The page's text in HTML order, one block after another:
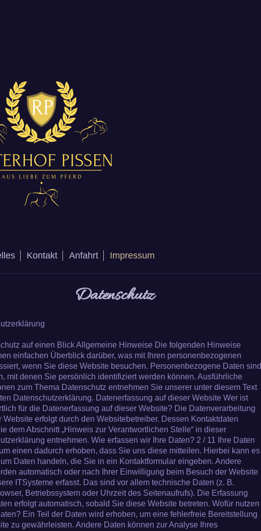
Kontakt Anfahrt Impressum
Datenschutz
auf einen Blick Allgemeine Hinweise Die folgenden Hinweise
einfachen Überblick darüber, was mit Ihren personenbezogenen
wenn Sie diese Website besuchen. Personenbezogene Daten sind
mit denen Sie persönlich identifiziert werden können. Ausführliche
zum Thema Datenschutz entnehmen Sie unserer unter diesem Text
Datenschutzerklärung. Datenerfassung auf dieser Website Wer ist
für die Datenerfassung auf dieser Website? Die Datenverarbeitung
Website erfolgt durch den Websitebetreiber. Dessen Kontaktdaten
dem Abschnitt „Hinweis zur Verantwortlichen Stelle“ in dieser
entnehmen. Wie erfassen wir Ihre Daten? 2 / 11 Ihre Daten
einen dadurch erhoben, dass Sie uns diese mitteilen. Hierbei kann es
Daten handeln, die Sie in ein Kontaktformular eingeben. Andere
automatisch oder nach Ihrer Einwilligung beim Besuch der Website
ITSysteme erfasst. Das sind vor allem technische Daten (z. B.
Betriebssystem oder Uhrzeit des Seitenaufrufs). Die Erfassung
erfolgt automatisch, sobald Sie diese Website betreten. Wofür nutzen
Ein Teil der Daten wird erhoben, um eine fehlerfreie Bereitstellung
zu gewährleisten. Andere Daten können zur Analyse Ihres